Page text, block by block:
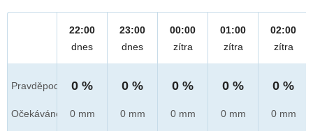
Pravděpod.
Očekáváno
22:00
dnes
0 %
0 mm
23:00
dnes
0 %
0 mm
00:00
zítra
0 %
0 mm
01:00
zítra
0 %
0 mm
02:00
zítra
0 %
0 mm